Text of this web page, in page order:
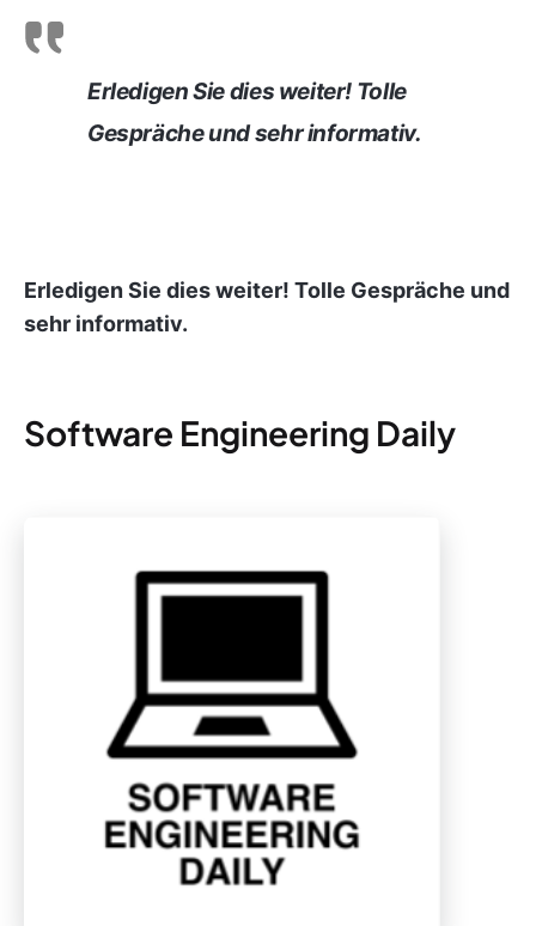
Erledigen Sie dies weiter! Tolle
Gespräche und sehr informativ.
Erledigen Sie dies weiter! Tolle Gespräche und
sehr informativ.
Software Engineering Daily